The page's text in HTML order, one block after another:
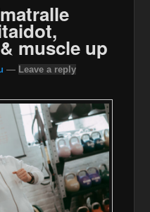
muscle up
— Leave a reply